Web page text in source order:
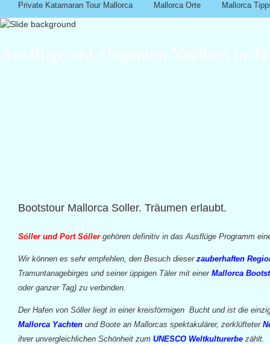
Private Katamaran Tour Mallorca Mallorca Orte Mallorca
Ausflüge auf eleganten Yachten in
Bootstour Mallorca Soller. Träumen erlaubt.
Sóller und Port Sóller gehören definitiv in das Ausflüge Programm
Wir können es sehr empfehlen, den Besuch dieser zauberhaften
Tramuntanagebirges und seiner üppigen Täler mit einer Mallorca
oder ganzer Tag) zu verbinden.
Der Hafen von Sóller liegt in einer kreisförmigen Bucht und ist die
Mallorca Yachten und Boote an Mallorcas spektakulärer, zerklüfteter
ihrer unvergleichlichen Schönheit zum UNESCO Weltkulturerbe zählt.